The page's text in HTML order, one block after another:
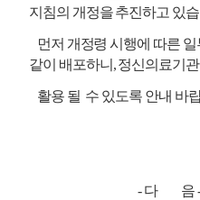
지침의 개정을 추진하고 있
먼저 개정령 시행에 따른 일
같이 배포하니 ,정신의료기
활용 될 수 있도록 안내 바
- 다 음